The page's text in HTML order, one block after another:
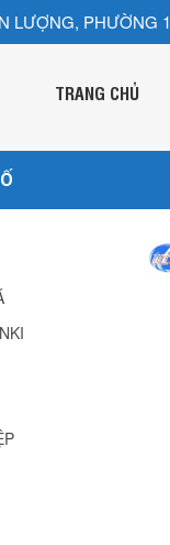
LƯỢNG, PHƯỜNG
TRANG CHỦ